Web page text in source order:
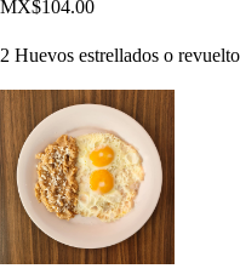
MX$104.00
2 Huevos estrellados o